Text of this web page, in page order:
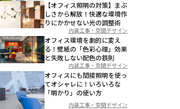
【オフィス照明の対策】まぶ
しさから解放！快適な環境作
りにかかせない光の調整術
内装工事・空間デザイン
オフィス環境を劇的に変え
る！壁紙の「色彩心理」効果
と失敗しない配色の鉄則
内装工事・空間デザイン
オフィスにも間接照明を使っ
てオシャレに！いろいろな
「明かり」の使い方
内装工事・空間デザイン